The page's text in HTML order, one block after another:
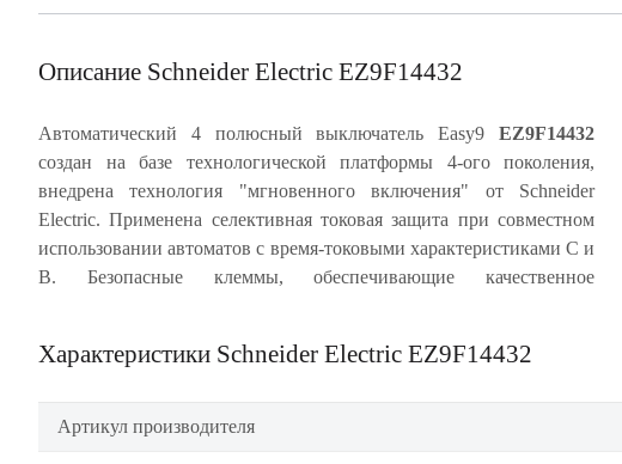
Описание Schneider Electric EZ9F14432
Автоматический 4 полюсный выключатель Easy9 EZ9F14432
создан на базе технологической платформы 4-ого поколения,
внедрена технология "мгновенного включения" от Schneider
Electric. Применена селективная токовая защита при совместном
использовании автоматов с время-токовыми характеристиками C и
B. Безопасные клеммы, обеспечивающие качественное
проводника в заклеммное пространство). Ударопрочный корпус из
специального ABS-пластика, скрепленный 8 металлическими
заклепками, с монолитной лицевой панелью обеспечивает
многократное срабатывание автомата без изменения его
Характеристики Schneider Electric EZ9F14432
Артикул производителя